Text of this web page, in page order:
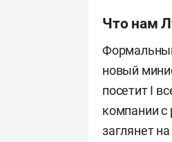
Что нам
новый
посетит I
компании с
заглянет